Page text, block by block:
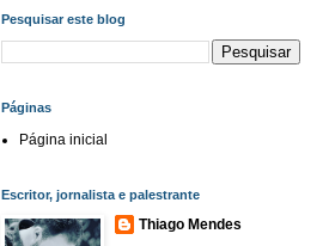
Pesquisar este blog
Páginas
Página inicial
Escritor, jornalista e palestrante
Thiago Mendes